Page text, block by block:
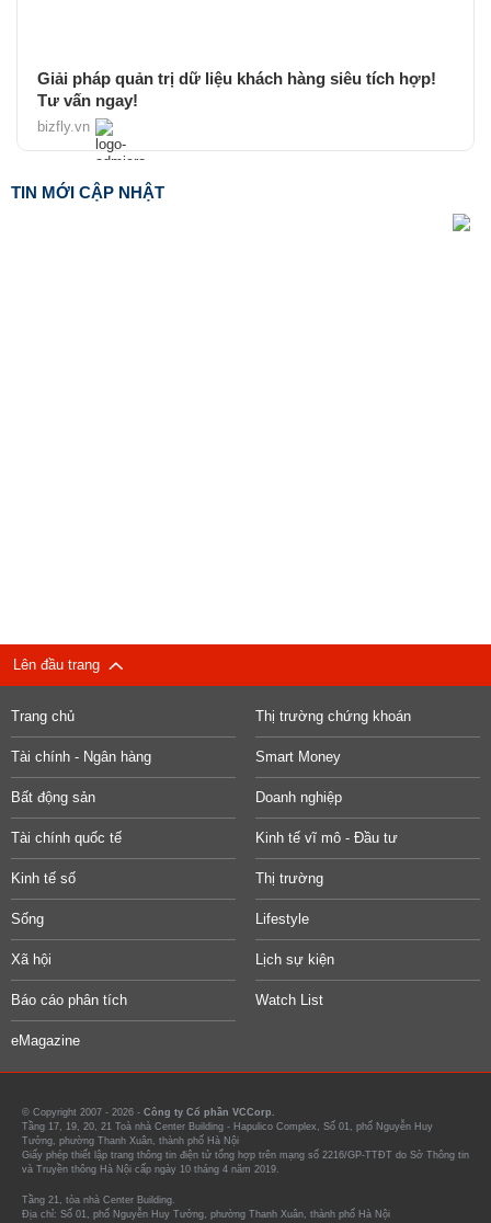
Giải pháp quản trị dữ liệu khách hàng siêu tích hợp!
Tư vấn ngay!
bizfly.vn
TIN MỚI CẬP NHẬT
Lên đầu trang
Trang chủ Thị trường chứng khoán
Tài chính - Ngân hàng Smart Money
Bất động sản Doanh nghiệp
Tài chính quốc tế Kinh tế vĩ mô - Đầu tư
Kinh tế số Thị trường
Sống Lifestyle
Xã hội Lịch sự kiện
Báo cáo phân tích Watch List
eMagazine
© Copyright 2007 - 2026 - Công ty Cổ phần VCCorp.
Tầng 17, 19, 20, 21 Toà nhà Center Building - Hapulico Complex, Số 01, phố Nguyễn Huy
Tưởng, phường Thanh Xuân, thành phố Hà Nội
Giấy phép thiết lập trang thông tin điện tử tổng hợp trên mạng số 2216/GP-TTĐT do Sở Thông tin
và Truyền thông Hà Nội cấp ngày 10 tháng 4 năm 2019.
Tầng 21, tòa nhà Center Building.
Địa chỉ: Số 01, phố Nguyễn Huy Tưởng, phường Thanh Xuân, thành phố Hà Nội